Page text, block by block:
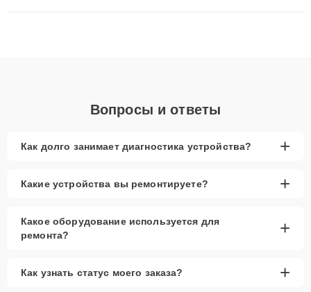
Вопросы и ответы
Как долго занимает диагностика устройства? +
Какие устройства вы ремонтируете? +
Какое оборудование используется для
ремонта?
+
Как узнать статус моего заказа? +